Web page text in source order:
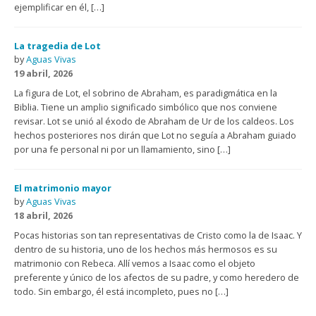
ejemplificar en él, […]
La tragedia de Lot
byAguas Vivas
19 abril, 2026
La figura de Lot, el sobrino de Abraham, es paradigmática en la
Biblia. Tiene un amplio significado simbólico que nos conviene
revisar. Lot se unió al éxodo de Abraham de Ur de los caldeos. Los
hechos posteriores nos dirán que Lot no seguía a Abraham guiado
por una fe personal ni por un llamamiento, sino […]
El matrimonio mayor
byAguas Vivas
18 abril, 2026
Pocas historias son tan representativas de Cristo como la de Isaac. Y
dentro de su historia, uno de los hechos más hermosos es su
matrimonio con Rebeca. Allí vemos a Isaac como el objeto
preferente y único de los afectos de su padre, y como heredero de
todo. Sin embargo, él está incompleto, pues no […]